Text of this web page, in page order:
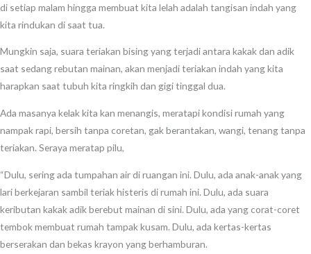
di setiap malam hingga membuat kita lelah adalah tangisan indah yang
kita rindukan di saat tua.
Mungkin saja, suara teriakan bising yang terjadi antara kakak dan adik
saat sedang rebutan mainan, akan menjadi teriakan indah yang kita
harapkan saat tubuh kita ringkih dan gigi tinggal dua.
Ada masanya kelak kita kan menangis, meratapi kondisi rumah yang
nampak rapi, bersih tanpa coretan, gak berantakan, wangi, tenang tanpa
teriakan. Seraya meratap pilu,
“Dulu, sering ada tumpahan air di ruangan ini. Dulu, ada anak-anak yang
lari berkejaran sambil teriak histeris di rumah ini. Dulu, ada suara
keributan kakak adik berebut mainan di sini. Dulu, ada yang corat-coret
tembok membuat rumah tampak kusam. Dulu, ada kertas-kertas
berserakan dan bekas krayon yang berhamburan.